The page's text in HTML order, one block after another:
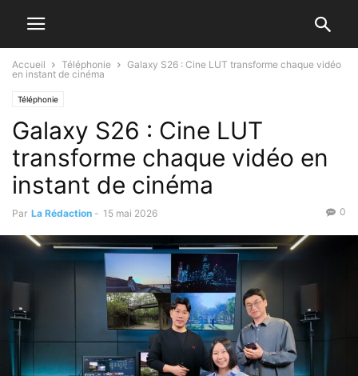
Accueil Téléphonie
Galaxy S26 : Cine LUT transforme chaque vidéo
en instant de cinéma
Téléphonie
Galaxy S26 : Cine LUT
transforme chaque vidéo en
instant de cinéma
Par La Rédaction - 15 mai 2026 0